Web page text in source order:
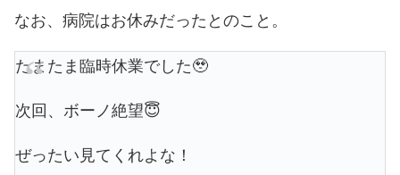
なお、病院はお休みだったとのこと。
たまたま臨時休業でした🥹
次回、ボーノ絶望😇
ぜったい見てくれよな！